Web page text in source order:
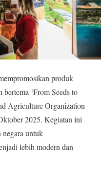
produk
‘From Seeds to
Agriculture Organization
2025. Kegiatan ini
untuk
lebih modern dan